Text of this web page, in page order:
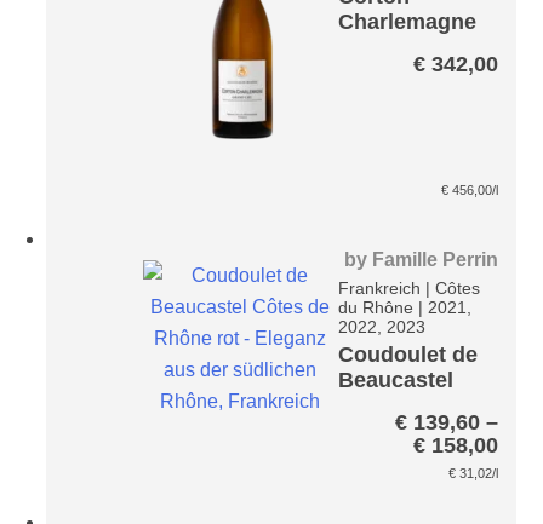
Charlemagne
€ 342,00
€ 456,00/l
by Famille Perrin
Frankreich |Côtes
du Rhône |2021,
2022, 2023
Coudoulet de
Beaucastel
Rhône* Paket
€ 139,60 –
€ 158,00
€
€ 31,02/l